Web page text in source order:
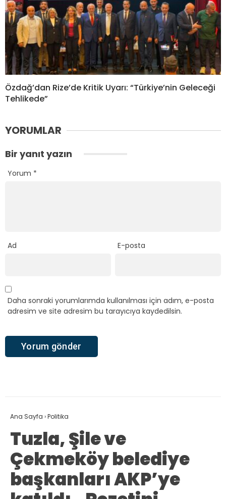
Özdağ’dan Rize’de Kritik Uyarı: “Türkiye’nin Geleceği
Tehlikede”
YORUMLAR
Bir yanıt yazın
Yorum *
Ad E-posta
Daha sonraki yorumlarımda kullanılması için adım, e-posta
adresim ve site adresim bu tarayıcıya kaydedilsin.
Ana Sayfa ›Politika
Tuzla, Şile ve
Çekmeköy belediye
başkanları AKP’ye